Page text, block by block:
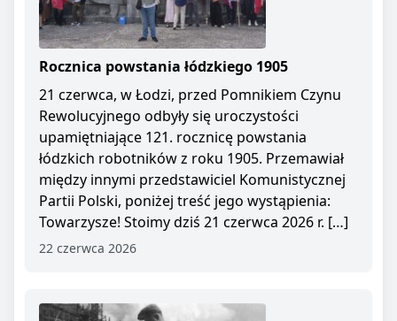
Rocznica powstania łódzkiego 1905
21 czerwca, w Łodzi, przed Pomnikiem Czynu
Rewolucyjnego odbyły się uroczystości
upamiętniające 121. rocznicę powstania
łódzkich robotników z roku 1905. Przemawiał
między innymi przedstawiciel Komunistycznej
Partii Polski, poniżej treść jego wystąpienia:
Towarzysze! Stoimy dziś 21 czerwca 2026 r. […]
22 czerwca 2026